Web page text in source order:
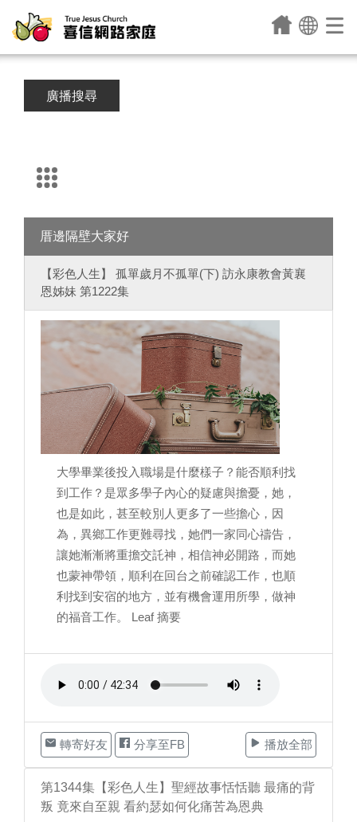
廣播搜尋
厝邊隔壁大家好
【彩色人生】 孤單歲月不孤單(下) 訪永康教會黃襄
恩姊妹 第1222集
大學畢業後投入職場是什麼樣子？能否順利找
到工作？是眾多學子內心的疑慮與擔憂，她，
也是如此，甚至較別人更多了一些擔心，因
為，異鄉工作更難尋找，她們一家同心禱告，
讓她漸漸將重擔交託神，相信神必開路，而她
也蒙神帶領，順利在回台之前確認工作，也順
利找到安宿的地方，並有機會運用所學，做神
的福音工作。 Leaf 摘要
轉寄好友 分享至FB 播放全部
第1344集【彩色人生】聖經故事恬恬聽 最痛的背
叛 竟來自至親 看約瑟如何化痛苦為恩典